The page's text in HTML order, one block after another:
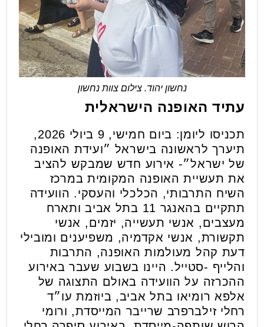
נחשון יהוד. צילום צוות נחשון
עתיד האופנה הישראלית
תכניסו ליומן: ביום חמישי, 9 ביולי 2026,
תיערך לראשונה בישראל ״ועידת האופנה
של ישראל״- אירוע חדש שמבקש להציב
את תעשיית האופנה המקומית במרכז
השיח התרבותי, הכלכלי והעסקי. הוועידה
תתקיים בהאנגר 11 בתל אביב ותארח
מעצבים, אנשי תעשייה, יזמים, אנשי
תקשורת, אנשי אקדמיה, משפיענים ומובילי
דעת קהל מעולמות האופנה, התרבות
והלייף -סטייל. היינו בשבוע שעבר באירוע
ההכרזה על הוועידה באולם התצוגה של
אלפא רומיאו בתל אביב, ביוזמת עו״ד
רחלי זילברפרב שרייבר המייסדת, ורומי